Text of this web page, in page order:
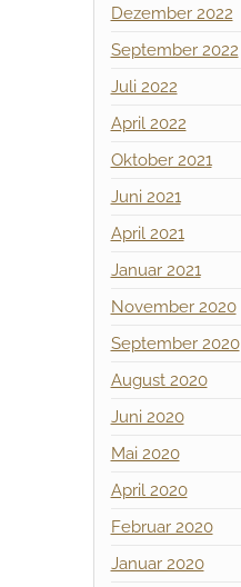
Dezember 2022
September 2022
Juli 2022
April 2022
Oktober 2021
Juni 2021
April 2021
Januar 2021
November 2020
September 2020
August 2020
Juni 2020
Mai 2020
April 2020
Februar 2020
Januar 2020